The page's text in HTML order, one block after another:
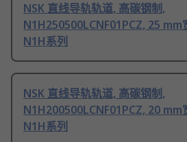
NSK 直线导轨轨道, 高碳钢制,
N1H250500LCNF01PCZ, 25
N1H系列
NSK 直线导轨轨道, 高碳钢制,
N1H200500LCNF01PCZ, 20
N1H系列